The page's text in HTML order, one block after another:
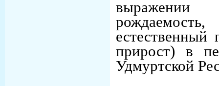
естественный
прирост) в
Удмуртской